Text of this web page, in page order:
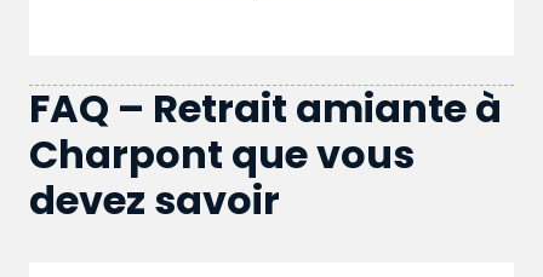
FAQ – Retrait amiante à
Charpont que vous
devez savoir